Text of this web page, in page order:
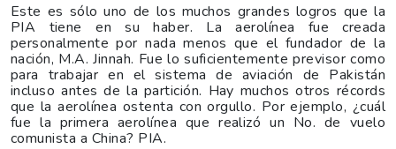
Este es sólo uno de los muchos grandes logros que la
PIA tiene en su haber. La aerolínea fue creada
personalmente por nada menos que el fundador de la
nación, M.A. Jinnah. Fue lo suficientemente previsor como
para trabajar en el sistema de aviación de Pakistán
incluso antes de la partición. Hay muchos otros récords
que la aerolínea ostenta con orgullo. Por ejemplo, ¿cuál
fue la primera aerolínea que realizó un No. de vuelo
comunista a China? PIA.